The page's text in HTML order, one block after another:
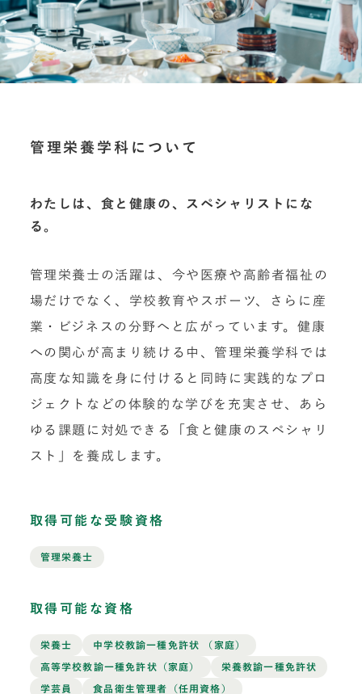
管理栄養学科について
わたしは、食と健康の、スペシャリストにな
る。
管理栄養士の活躍は、今や医療や高齢者福祉の
場だけでなく、学校教育やスポーツ、さらに産
業・ビジネスの分野へと広がっています。健康
への関心が高まり続ける中、管理栄養学科では
高度な知識を身に付けると同時に実践的なプロ
ジェクトなどの体験的な学びを充実させ、あら
ゆる課題に対処できる「食と健康のスペシャリ
スト」を養成します。
取得可能な受験資格
管理栄養士
取得可能な資格
栄養士 中学校教諭一種免許状 （家庭）
高等学校教諭一種免許状（家庭） 栄養教諭一種免許状
学芸員 食品衛生管理者（任用資格）